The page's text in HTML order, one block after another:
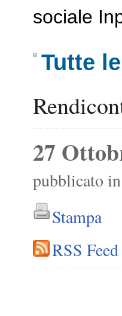
sociale
Tutte
27
pubblicato
Stampa
RSS Feed